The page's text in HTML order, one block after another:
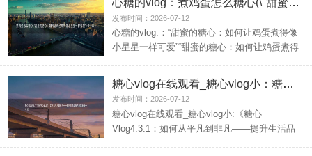
发布时间：2026-07-12
心糖的vlog:：“甜蜜的糖心：如何让鸡蛋煮得像
小星星一样可爱”“甜蜜的糖心：如何让鸡蛋煮得
糖心vlog在线观看_糖心vlog小：糖心vlog4.3.1(\"糖心Vlog4.3.1：如何从平凡到非凡——提升生活品质的新方法\")
发布时间：2026-07-12
糖心vlog在线观看_糖心vlog小:《糖心
Vlog4.3.1：如何从平凡到非凡——提升生活品